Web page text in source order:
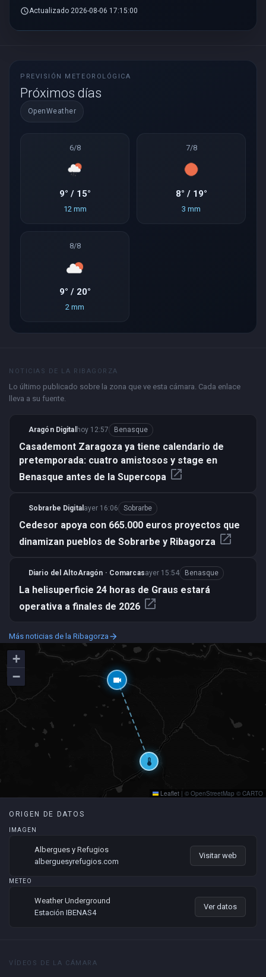
scheduleActualizado 2026-08-06 17:15:00
PREVISIÓN METEOROLÓGICA
Próximos días
OpenWeather
6/8
9° / 15°
12 mm
7/8
8° / 19°
3 mm
8/8
9° / 20°
2 mm
NOTICIAS DE LA RIBAGORZA
Lo último publicado sobre la zona que ve esta cámara. Cada enlace
lleva a su fuente.
Aragón Digital hoy 12:57 Benasque
Casademont Zaragoza ya tiene calendario de
pretemporada: cuatro amistosos y stage en
Benasque antes de la Supercopa open_in_new
Sobrarbe Digital ayer 16:06 Sobrarbe
Cedesor apoya con 665.000 euros proyectos que
dinamizan pueblos de Sobrarbe y Ribagorza open_in_new
Diario del AltoAragón · Comarcasayer 15:54 Benasque
La helisuperficie 24 horas de Graus estará
operativa a finales de 2026 open_in_new
Más noticias de la Ribagorza arrow_forward
videocam
thermostat
+
−
Leaflet | © OpenStreetMap © CARTO
ORIGEN DE DATOS
IMAGEN
Albergues y Refugios
alberguesyrefugios.com
Visitar web
METEO
Weather Underground
Estación IBENAS4
Ver datos
VÍDEOS DE LA CÁMARA